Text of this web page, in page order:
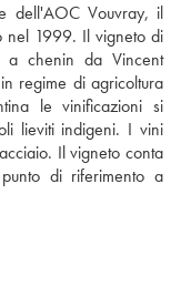
dell'AOC Vouvray, il
nel 1999. Il vigneto di
a chenin da Vincent
regime di agricoltura
le vinificazioni si
lieviti indigeni. I vini
Il vigneto conta
di riferimento a